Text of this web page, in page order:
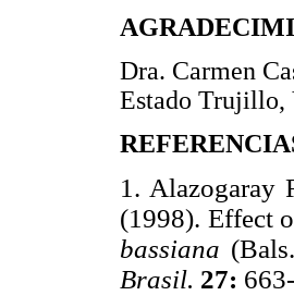
Dra. Carmen
Estado Trujillo,
1. Alazogaray
(1998). Effect
bassiana
Brasil. 27: